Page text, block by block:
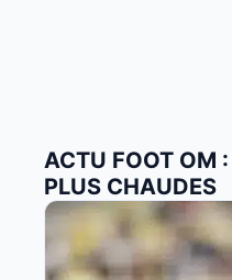
ACTU FOOT OM
PLUS CHAUDES